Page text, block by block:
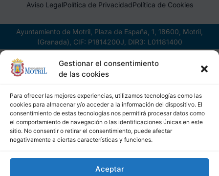
Gestionar el consentimiento
de las cookies
Para ofrecer las mejores experiencias, utilizamos tecnologías como las
cookies para almacenar y/o acceder a la información del dispositivo. El
consentimiento de estas tecnologías nos permitirá procesar datos como
el comportamiento de navegación o las identificaciones únicas en este
sitio. No consentir o retirar el consentimiento, puede afectar
negativamente a ciertas características y funciones.
Aceptar
Aviso LegalPolítica de PrivacidadPolítica de Cookies
Ayuntamiento de Motril, Plaza de España, 1, 18600, Motril,
(Granada), CIF: P1814200J, DIR3: L01181400